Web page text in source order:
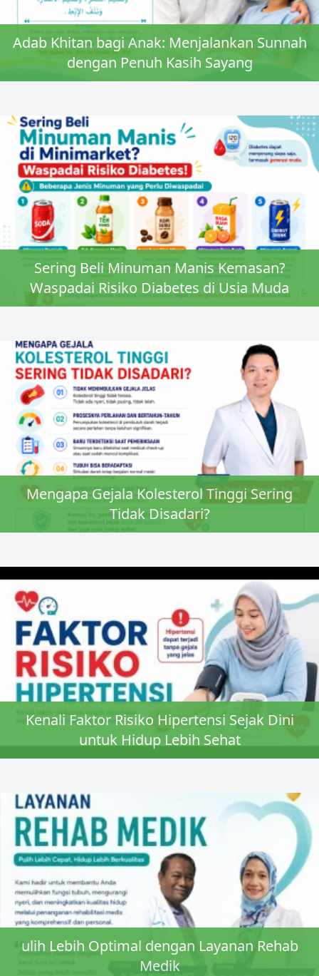
Adab Khitan bagi Anak: Menjalankan Sunnah
dengan Penuh Kasih Sayang
Sering Beli Minuman Manis Kemasan?
Waspadai Risiko Diabetes di Usia Muda
Mengapa Gejala Kolesterol Tinggi Sering
Tidak Disadari?
Kenali Faktor Risiko Hipertensi Sejak Dini
untuk Hidup Lebih Sehat
ulih Lebih Optimal dengan Layanan Rehab
Medik